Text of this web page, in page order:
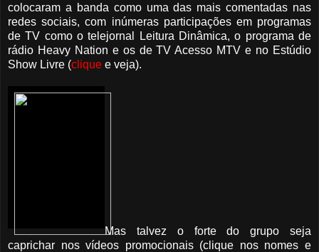
colocaram a banda como uma das mais comentadas nas
redes sociais, com inúmeras participações em programas
de TV como o telejornal Leitura Dinâmica, o programa de
rádio Heavy Nation e os de TV Acesso MTV e no Estúdio
Show Livre (clique e veja).
Mas talvez o forte do grupo seja
caprichar nos vídeos promocionais (clique nos nomes e